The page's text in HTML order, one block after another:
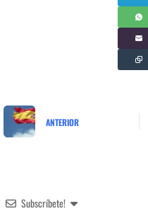
ANTERIOR
Subscríbete!